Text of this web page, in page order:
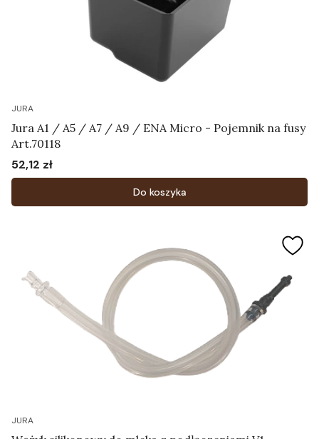
JURA
Jura A1 / A5 / A7 / A9 / ENA Micro - Pojemnik na fusy
Art.70118
Cena
52,12 zł
Do koszyka
JURA